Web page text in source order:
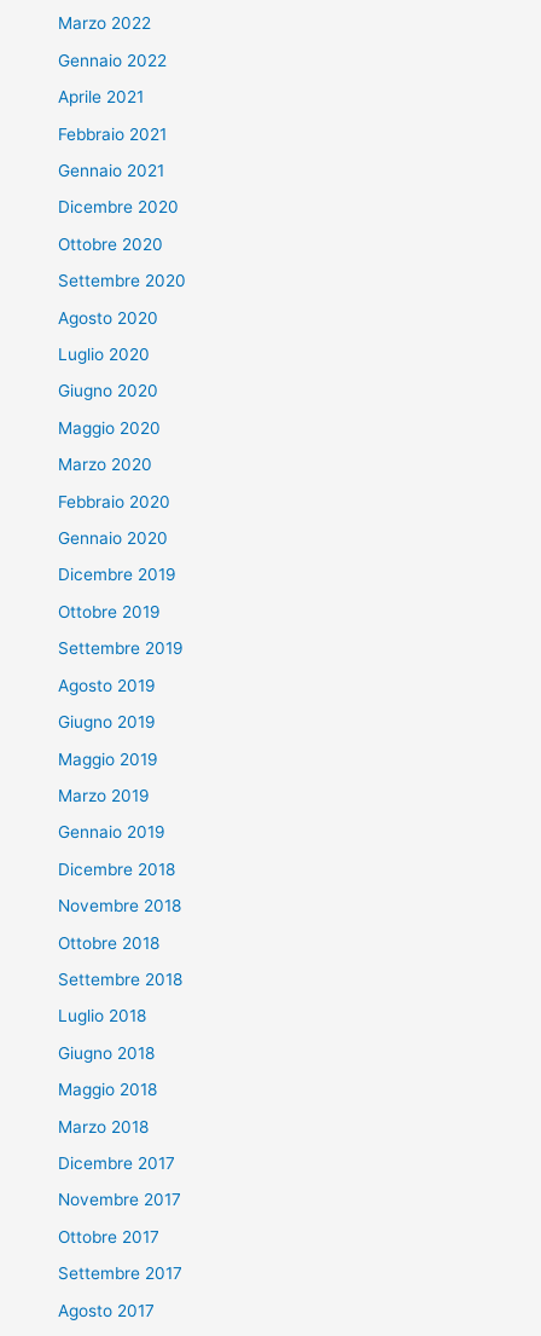
Marzo 2022
Gennaio 2022
Aprile 2021
Febbraio 2021
Gennaio 2021
Dicembre 2020
Ottobre 2020
Settembre 2020
Agosto 2020
Luglio 2020
Giugno 2020
Maggio 2020
Marzo 2020
Febbraio 2020
Gennaio 2020
Dicembre 2019
Ottobre 2019
Settembre 2019
Agosto 2019
Giugno 2019
Maggio 2019
Marzo 2019
Gennaio 2019
Dicembre 2018
Novembre 2018
Ottobre 2018
Settembre 2018
Luglio 2018
Giugno 2018
Maggio 2018
Marzo 2018
Dicembre 2017
Novembre 2017
Ottobre 2017
Settembre 2017
Agosto 2017